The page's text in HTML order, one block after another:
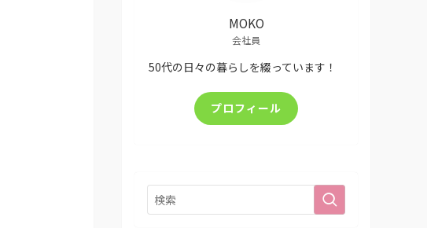
MOKO
会社員
50代の日々の暮らしを綴っています！
プロフィール